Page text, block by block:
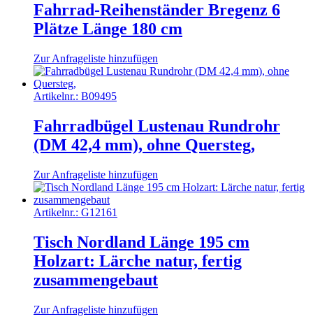
Fahrrad-Reihenständer Bregenz 6
Plätze Länge 180 cm
Zur Anfrageliste hinzufügen
Artikelnr.: B09495
Fahrradbügel Lustenau Rundrohr
(DM 42,4 mm), ohne Quersteg,
Zur Anfrageliste hinzufügen
Artikelnr.: G12161
Tisch Nordland Länge 195 cm
Holzart: Lärche natur, fertig
zusammengebaut
Zur Anfrageliste hinzufügen